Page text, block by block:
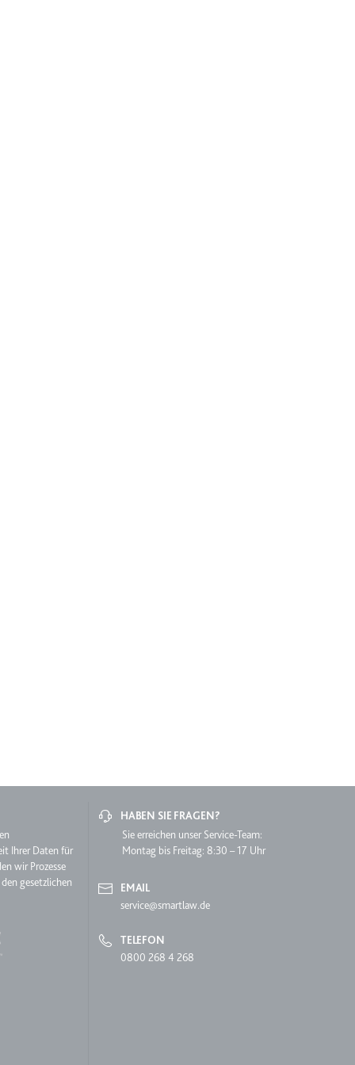
Youtube-
der Website.
der Website.
Ihrer Daten für
wir Prozesse
gesetzlichen
HABEN SIE FRAGEN?
Sie erreichen unser Service-Team:
Montag bis Freitag: 8:30 – 17 Uhr
EMAIL
service@smartlaw.de
TELEFON
0800 268 4 268